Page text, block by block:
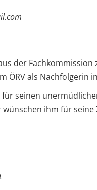
der
ÖRV als Nachfolgerin
seinen
ihm für